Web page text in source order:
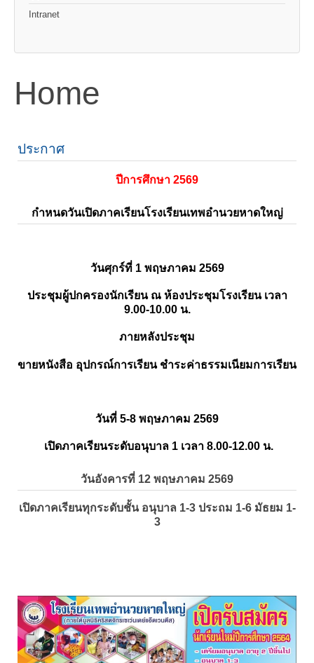
Intranet
Home
ประกาศ
ปีการศึกษา 2569
กำหนดวันเปิดภาคเรียนโรงเรียนเทพอำนวยหาดใหญ่
วันศุกร์ที่ 1 พฤษภาคม 2569
ประชุมผู้ปกครองนักเรียน ณ ห้องประชุมโรงเรียน เวลา
9.00-10.00 น.
ภายหลังประชุม
ขายหนังสือ อุปกรณ์การเรียน ชำระค่าธรรมเนียมการเรียน
วันที่ 5-8 พฤษภาคม 2569
เปิดภาคเรียนระดับอนุบาล 1 เวลา 8.00-12.00 น.
วันอังคารที่ 12 พฤษภาคม 2569
เปิดภาคเรียนทุกระดับชั้น อนุบาล 1-3 ประถม 1-6 มัธยม 1-
3